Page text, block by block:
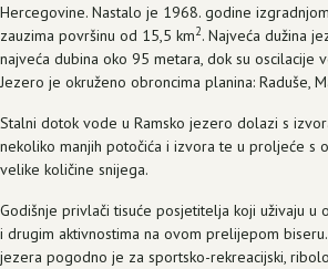
Hercegovine. Nastalo je 1968. godine
zauzima površinu od 15,5 km2. Najveća dužina
najveća dubina oko 95 metara, dok su oscilacije
Jezero je okruženo obroncima planina: Raduše,
Stalni dotok vode u Ramsko jezero dolazi s
nekoliko manjih potočića i izvora te u proljeće s
velike količine snijega.
Godišnje privlači tisuće posjetitelja koji uživaju u
i drugim aktivnostima na ovom prelijepom
jezera pogodno je za sportsko-rekreacijski,